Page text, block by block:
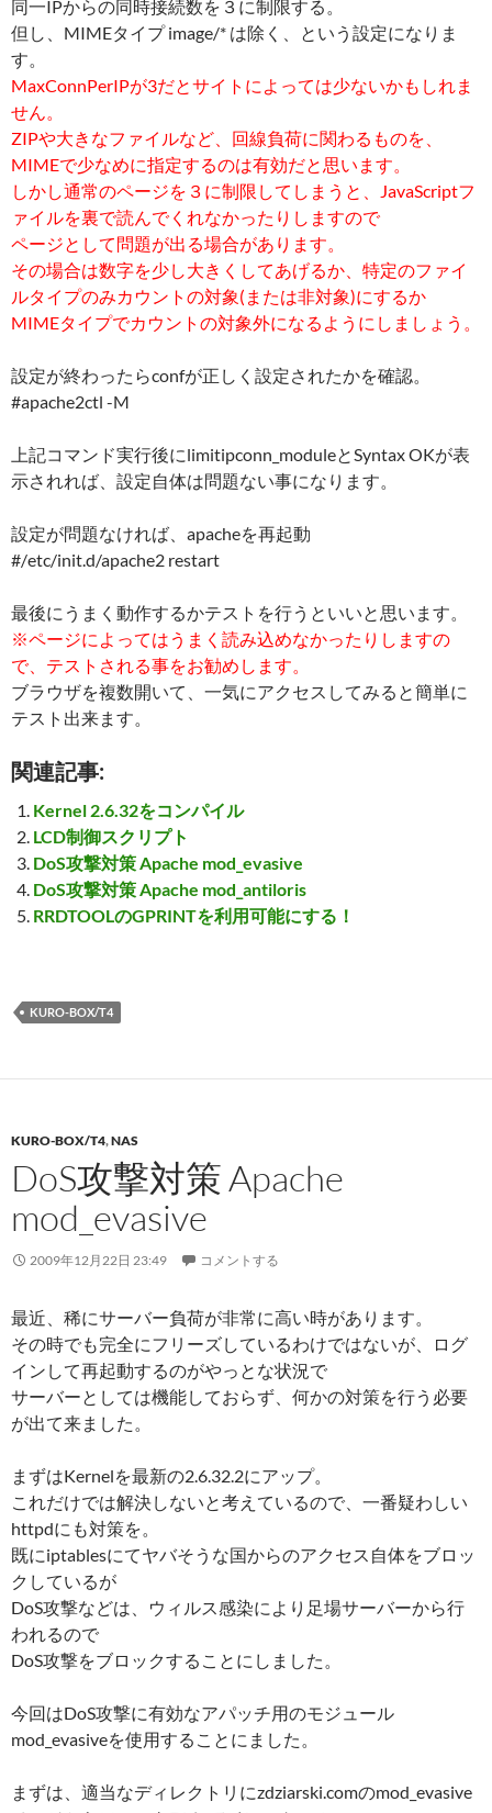
同一IPからの同時接続数を３に制限する。
但し、MIMEタイプ image/* は除く、という設定になりま
す。
MaxConnPerIPが3だとサイトによっては少ないかもしれま
せん。
ZIPや大きなファイルなど、回線負荷に関わるものを、
MIMEで少なめに指定するのは有効だと思います。
しかし通常のページを３に制限してしまうと、JavaScriptフ
ァイルを裏で読んでくれなかったりしますので
ページとして問題が出る場合があります。
その場合は数字を少し大きくしてあげるか、特定のファイ
ルタイプのみカウントの対象(または非対象)にするか
MIMEタイプでカウントの対象外になるようにしましょう。
設定が終わったらconfが正しく設定されたかを確認。
#apache2ctl -M
上記コマンド実行後にlimitipconn_moduleとSyntax OKが表
示されれば、設定自体は問題ない事になります。
設定が問題なければ、apacheを再起動
#/etc/init.d/apache2 restart
最後にうまく動作するかテストを行うといいと思います。
※ページによってはうまく読み込めなかったりしますの
で、テストされる事をお勧めします。
ブラウザを複数開いて、一気にアクセスしてみると簡単に
テスト出来ます。
関連記事:
Kernel 2.6.32をコンパイル
LCD制御スクリプト
DoS攻撃対策 Apache mod_evasive
DoS攻撃対策 Apache mod_antiloris
RRDTOOLのGPRINTを利用可能にする！
KURO-BOX/T4
KURO-BOX/T4,NAS
DoS攻撃対策 Apache
mod_evasive
2009年12月22日 23:49 コメントする
最近、稀にサーバー負荷が非常に高い時があります。
その時でも完全にフリーズしているわけではないが、ログ
インして再起動するのがやっとな状況で
サーバーとしては機能しておらず、何かの対策を行う必要
が出て来ました。
まずはKernelを最新の2.6.32.2にアップ。
これだけでは解決しないと考えているので、一番疑わしい
httpdにも対策を。
既にiptablesにてヤバそうな国からのアクセス自体をブロッ
クしているが
DoS攻撃などは、ウィルス感染により足場サーバーから行
われるので
DoS攻撃をブロックすることにしました。
今回はDoS攻撃に有効なアパッチ用のモジュール
mod_evasiveを使用することにました。
まずは、適当なディレクトリにzdziarski.comのmod_evasive